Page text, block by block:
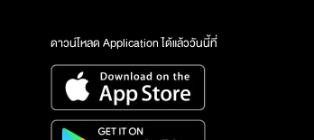
อารมณ์ร้อนมากๆ หนูไม่สามารถปรึกษาอะไรได้
เลย เวลามีปัญหาหรือไม่พอใจพ่อจะทำร้าย
ร่างกายทั้งหนูและแม่เลย แต่พ่อไม่ดื่ม อาจเป็น
เพราะแกโตมาในพื้นฐานครอบครัวที่อารมณ์
ร้อนด้วยพอหนูอายุได้ 18 ปี หนูก็ตั้งใจอ่าน
ดาวน์โหลด Application ได้แล้ววันนี้ที่